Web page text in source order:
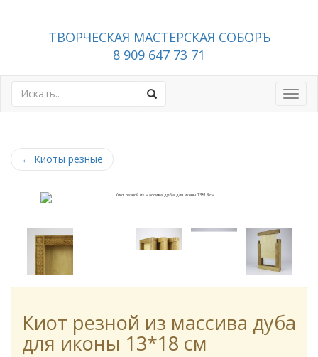
ТВОРЧЕСКАЯ МАСТЕРСКАЯ СОБОРЪ
8 909 647 73 71
← Киоты резные
Киот резной из массива дуба
для иконы 13*18 см